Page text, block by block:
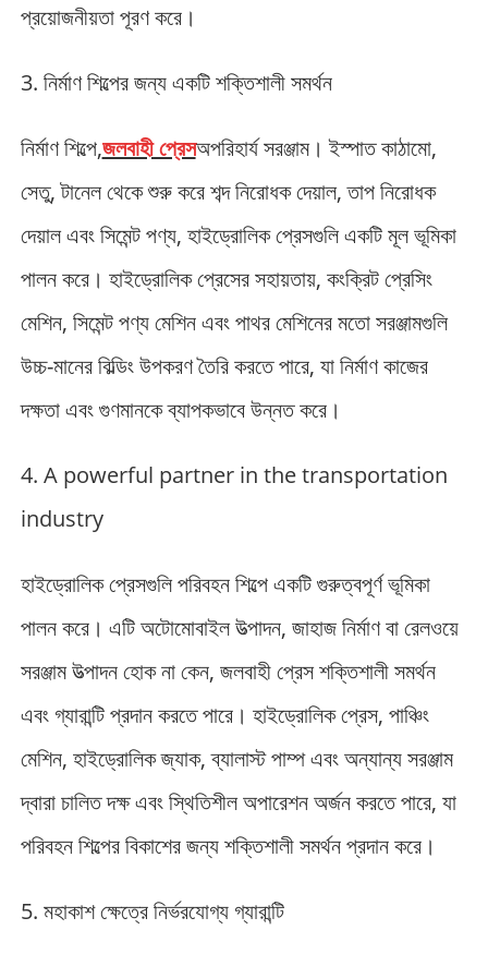
প্রয়োজনীয়তা পূরণ করে।
3. নির্মাণ শিল্পের জন্য একটি শক্তিশালী সমর্থন
নির্মাণ শিল্পে,জলবাহী প্রেসঅপরিহার্য সরঞ্জাম। ইস্পাত কাঠামো,
সেতু, টানেল থেকে শুরু করে শব্দ নিরোধক দেয়াল, তাপ নিরোধক
দেয়াল এবং সিমেন্ট পণ্য, হাইড্রোলিক প্রেসগুলি একটি মূল ভূমিকা
পালন করে। হাইড্রোলিক প্রেসের সহায়তায়, কংক্রিট প্রেসিং
মেশিন, সিমেন্ট পণ্য মেশিন এবং পাথর মেশিনের মতো সরঞ্জামগুলি
উচ্চ-মানের বিল্ডিং উপকরণ তৈরি করতে পারে, যা নির্মাণ কাজের
দক্ষতা এবং গুণমানকে ব্যাপকভাবে উন্নত করে।
4. A powerful partner in the transportation
industry
হাইড্রোলিক প্রেসগুলি পরিবহন শিল্পে একটি গুরুত্বপূর্ণ ভূমিকা
পালন করে। এটি অটোমোবাইল উত্পাদন, জাহাজ নির্মাণ বা রেলওয়ে
সরঞ্জাম উত্পাদন হোক না কেন, জলবাহী প্রেস শক্তিশালী সমর্থন
এবং গ্যারান্টি প্রদান করতে পারে। হাইড্রোলিক প্রেস, পাঞ্চিং
মেশিন, হাইড্রোলিক জ্যাক, ব্যালাস্ট পাম্প এবং অন্যান্য সরঞ্জাম
দ্বারা চালিত দক্ষ এবং স্থিতিশীল অপারেশন অর্জন করতে পারে, যা
পরিবহন শিল্পের বিকাশের জন্য শক্তিশালী সমর্থন প্রদান করে।
5. মহাকাশ ক্ষেত্রে নির্ভরযোগ্য গ্যারান্টি